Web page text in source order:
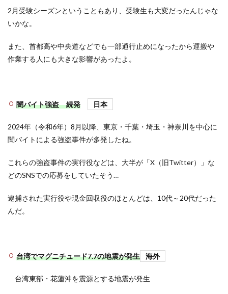
2月受験シーズンということもあり、受験生も大変だったんじゃな
いかな。
また、首都高や中央道などでも一部通行止めになったから運搬や
作業する人にも大きな影響があったよ。
闇バイト強盗 続発 日本
2024年（令和6年）8月以降、東京・千葉・埼玉・神奈川を中心に
闇バイトによる強盗事件が多発したね。
これらの強盗事件の実行役などは、大半が「X（旧Twitter）」な
どのSNSでの応募をしていたそう…
逮捕された実行役や現金回収役のほとんどは、10代～20代だった
んだ。
台湾でマグニチュード7.7の地震が発生 海外
台湾東部・花蓮沖を震源とする地震が発生